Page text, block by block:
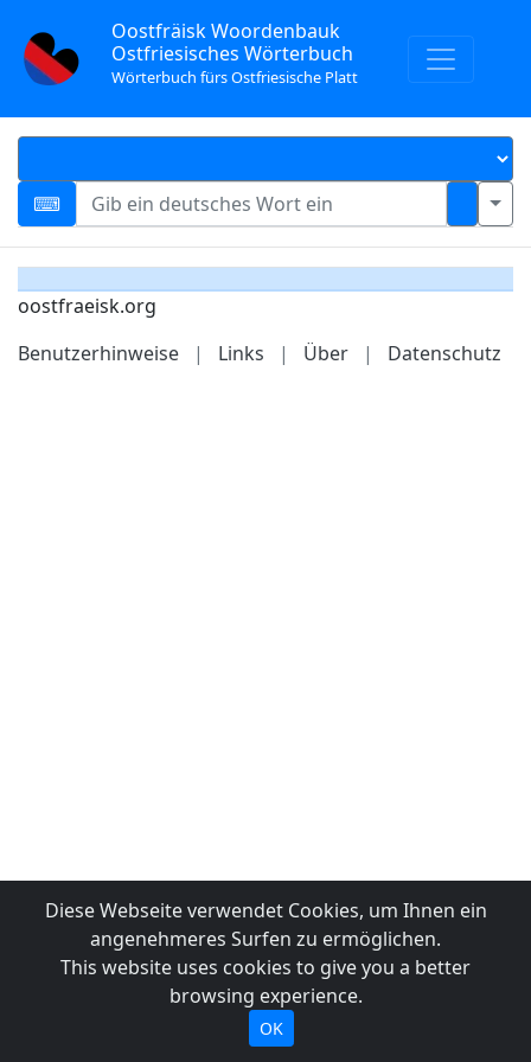
Oostfräisk Woordenbauk
Ostfriesisches Wörterbuch
Wörterbuch fürs Ostfriesische Platt
oostfraeisk.org
Benutzerhinweise
| Links | Über | Datenschutz
Diese Webseite verwendet Cookies, um Ihnen ein
angenehmeres Surfen zu ermöglichen.
This website uses cookies to give you a better
browsing experience.
OK